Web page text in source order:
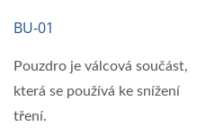
BU-01
Pouzdro je válcová součást,
která se používá ke snížení
tření.